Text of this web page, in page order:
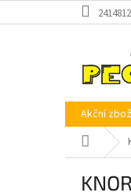
na
Akční
Domů